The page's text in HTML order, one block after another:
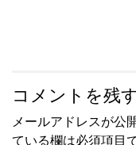
コメントを残
メールアドレスが公
ている欄は必須項目